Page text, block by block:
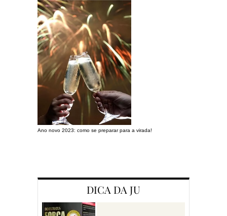
Ano novo 2023: como se preparar para a virada!
DICA DA JU